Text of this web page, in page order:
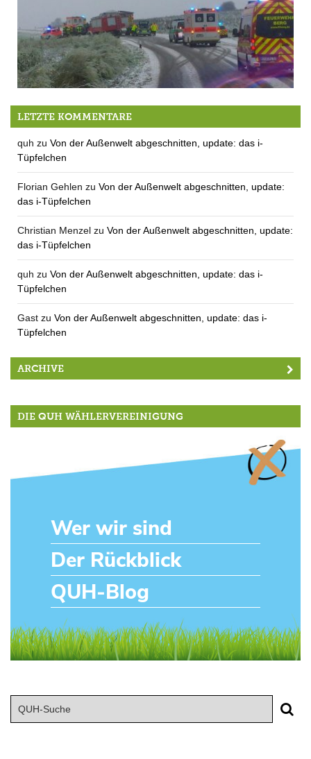
Der erste Schnee!
LETZTE KOMMENTARE
quh zu Von der Außenwelt abgeschnitten, update: das i-
Tüpfelchen
Florian Gehlen zu Von der Außenwelt abgeschnitten, update:
das i-Tüpfelchen
Christian Menzel zu Von der Außenwelt abgeschnitten, update:
das i-Tüpfelchen
quh zu Von der Außenwelt abgeschnitten, update: das i-
Tüpfelchen
Gast zu Von der Außenwelt abgeschnitten, update: das i-
Tüpfelchen
ARCHIVE
DIE QUH WÄHLERVEREINIGUNG
Wer wir sind
Der Rückblick
QUH-Blog